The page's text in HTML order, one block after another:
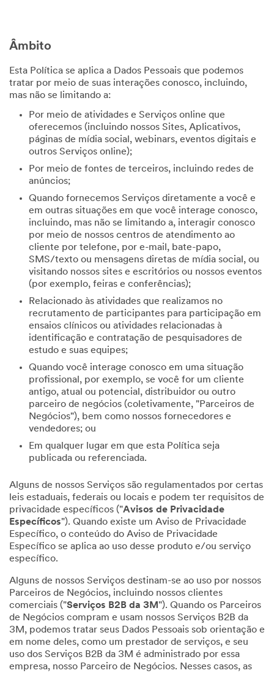
Âmbito
Esta Política se aplica a Dados Pessoais que podemos
tratar por meio de suas interações conosco, incluindo,
mas não se limitando a:
Por meio de atividades e Serviços online que
oferecemos (incluindo nossos Sites, Aplicativos,
páginas de mídia social, webinars, eventos digitais e
outros Serviços online);
Por meio de fontes de terceiros, incluindo redes de
anúncios;
Quando fornecemos Serviços diretamente a você e
em outras situações em que você interage conosco,
incluindo, mas não se limitando a, interagir conosco
por meio de nossos centros de atendimento ao
cliente por telefone, por e-mail, bate-papo,
SMS/texto ou mensagens diretas de mídia social, ou
visitando nossos sites e escritórios ou nossos eventos
(por exemplo, feiras e conferências);
Relacionado às atividades que realizamos no
recrutamento de participantes para participação em
ensaios clínicos ou atividades relacionadas à
identificação e contratação de pesquisadores de
estudo e suas equipes;
Quando você interage conosco em uma situação
profissional, por exemplo, se você for um cliente
antigo, atual ou potencial, distribuidor ou outro
parceiro de negócios (coletivamente, "Parceiros de
Negócios"), bem como nossos fornecedores e
vendedores; ou
Em qualquer lugar em que esta Política seja
publicada ou referenciada.
Alguns de nossos Serviços são regulamentados por certas
leis estaduais, federais ou locais e podem ter requisitos de
privacidade específicos ("Avisos de Privacidade
Específicos"). Quando existe um Aviso de Privacidade
Específico, o conteúdo do Aviso de Privacidade
Específico se aplica ao uso desse produto e/ou serviço
específico.
Alguns de nossos Serviços destinam-se ao uso por nossos
Parceiros de Negócios, incluindo nossos clientes
comerciais ("Serviços B2B da 3M "). Quando os Parceiros
de Negócios compram e usam nossos Serviços B2B da
3M, podemos tratar seus Dados Pessoais sob orientação e
em nome deles, como um prestador de serviços, e seu
uso dos Serviços B2B da 3M é administrado por essa
empresa, nosso Parceiro de Negócios. Nesses casos, as